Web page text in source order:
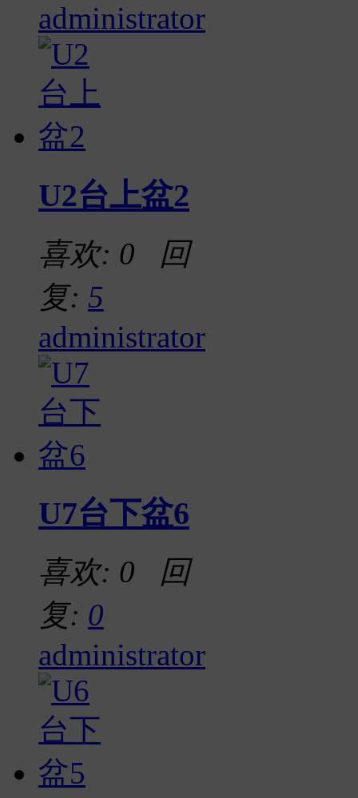
administrator
U2台上盆2
喜欢: 0 回
复: 5
administrator
U7台下盆6
喜欢: 0 回
复: 0
administrator